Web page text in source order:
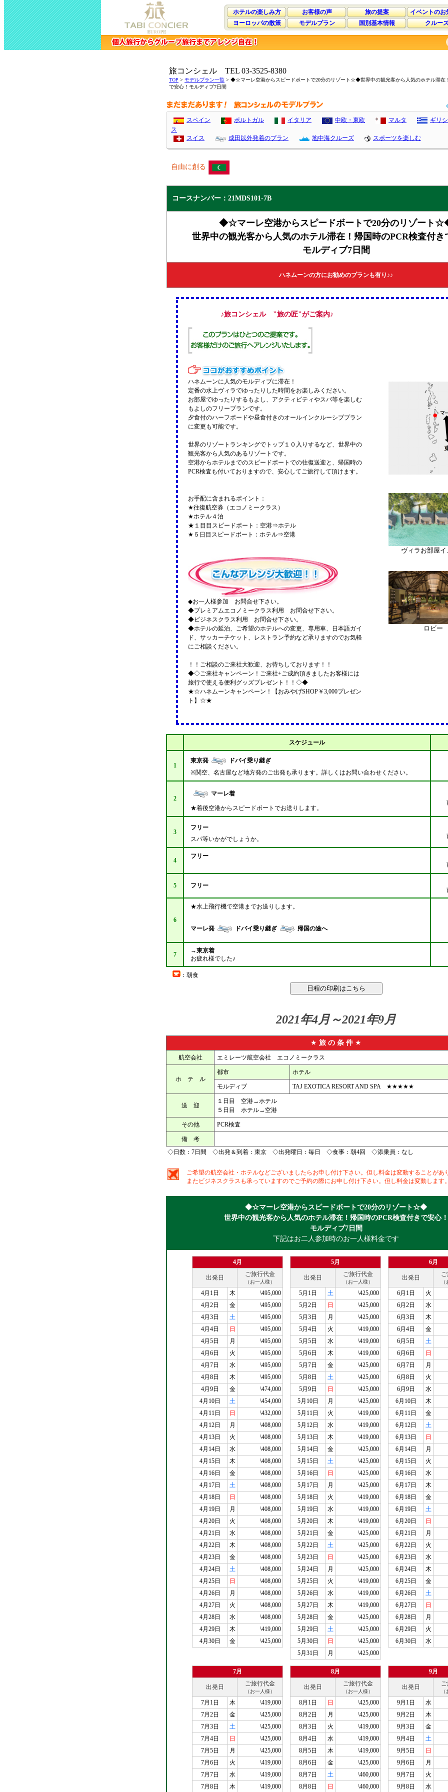
ホテルの楽しみ方 お客様の声 旅の提案
イベントのお
ヨーロッパの散策
モデルプラン 国別基本情報 クルー
旅コンシェル TEL 03-3525-8380
TOP > モデルプラン一覧 > ◆☆マーレ空港からスピードボートで20分のリゾート☆◆世界中の観光客から人気のホテル滞在
で安心！モルディブ7日間
スペイン ポルトガル イタリア 中欧・東欧 マルタ
ギリ
ス
スイス
成田以外発着のプラン 地中海クルーズ スポーツを楽しむ
自由に創る
コースナンバー：21MDS101-7B
◆☆マーレ空港からスピードボートで20分のリゾート
世界中の観光客から人気のホテル滞在！帰国時のPCR検査付き
モルディブ7日間
ハネムーンの方にお勧めのプランも有り♪♪
♪旅コンシェル "旅の匠"がご案内♪
ヴィラお部屋イ
ロビー
ハネムーンに人気のモルディブに滞在！
定番の水上ヴィラでゆったりした時間をお楽しみください。
お部屋でゆったりするもよし、アクティビティやスパ等を楽しむ
もよしのフリープランです。
夕食付のハーフボードや昼食付きのオールインクルーシブプラン
に変更も可能です。
世界のリゾートランキングでトップ１０入りするなど、世界中の
観光客から人気のあるリゾートです。
空港からホテルまでのスピードボートでの往復送迎と、帰国時の
PCR検査も付いておりますので、安心してご旅行して頂けます。
お手配に含まれるポイント：
★往復航空券（エコノミークラス）
★ホテル４泊
★１目目スピードボート：空港⇒ホテル
★５日目スピードボート：ホテル⇒空港
◆お一人様参加 お問合せ下さい。
◆プレミアムエコノミークラス利用 お問合せ下さい。
◆ビジネスクラス利用 お問合せ下さい。
◆ホテルの延泊、ご希望のホテルへの変更、専用車、日本語ガイ
ド、サッカーチケット、レストラン予約など承りますのでお気軽
にご相談ください。
！！ご相談のご来社大歓迎、お待ちしております！！
◆◇ご来社キャンペーン！ご来社+ご成約頂きましたお客様には
旅行で使える便利グッズプレゼント！！◇◆
★☆ハネムーンキャンペーン！【おみやげSHOP￥3,000プレゼン
ト】☆★
スケジュール
1
東京発
ドバイ乗り継ぎ
※関空、名古屋など地方発のご出発も承ります。詳しくはお問い合わせください。
2
マーレ着
★着後空港からスピードボートでお送りします。
3
フリー
スパ等いかがでしょうか。
4
フリー
5 フリー
6
★水上飛行機で空港までお送りします。
マーレ発 ドバイ乗り継ぎ 帰国の途へ
7
→東京着
お疲れ様でした♪
：朝食
2021年4月～2021年9月
★ 旅 の 条 件 ★
航空会社 エミレーツ航空会社 エコノミークラス
ホ テ ル
都市 ホテル
モルディブ TAJ EXOTICA RESORT AND SPA ★★★★★
送 迎
１日目 空港→ホテル
５日目 ホテル→空港
その他 PCR検査
備 考
◇日数：7日間 ◇出発＆到着：東京 ◇出発曜日：毎日 ◇食事：朝4回 ◇添乗員：なし
ご希望の航空会社・ホテルなどございましたらお申し付け下さい。但し料金は変動することがあ
またビジネスクラスも承っていますのでご予約の際にお申し付け下さい。但し料金は変動します
◆☆マーレ空港からスピードボートで20分のリゾート☆◆
世界中の観光客から人気のホテル滞在！帰国時のPCR検査付きで安心！
モルディブ7日間
下記はお二人参加時のお一人様料金です
4月
出発日 ご旅行代金
（お一人様）
4月1日 木
\495,000
4月2日
金
\495,000
4月3日
土
\495,000
4月4日
日
\495,000
4月5日
月
\495,000
4月6日
火
\495,000
4月7日
水
\495,000
4月8日
木
\495,000
4月9日
金
\474,000
4月10日
土
\454,000
4月11日
日
\432,000
4月12日
月
\408,000
4月13日
火
\408,000
4月14日
水
\408,000
4月15日
木
\408,000
4月16日
金
\408,000
4月17日
土
\408,000
4月18日
日
\408,000
4月19日
月
\408,000
4月20日
火
\408,000
4月21日
水
\408,000
4月22日
木
\408,000
4月23日
金
\408,000
4月24日
土
\408,000
4月25日
日
\408,000
4月26日
月
\408,000
4月27日
火
\408,000
4月28日
水
\408,000
4月29日
木
\419,000
4月30日
金 \425,000
5月
出発日 ご旅行代金
（お一人様）
5月1日 土
\425,000
5月2日
日
\425,000
5月3日
月
\425,000
5月4日
火
\419,000
5月5日
水
\419,000
5月6日
木
\419,000
5月7日
金
\425,000
5月8日
土
\425,000
5月9日
日
\425,000
5月10日
月
\425,000
5月11日
火
\419,000
5月12日
水
\419,000
5月13日
木
\419,000
5月14日
金
\425,000
5月15日
土
\425,000
5月16日
日
\425,000
5月17日
月
\425,000
5月18日
火
\419,000
5月19日
水
\419,000
5月20日
木
\419,000
5月21日
金
\425,000
5月22日
土
\425,000
5月23日
日
\425,000
5月24日
月
\425,000
5月25日
火
\419,000
5月26日
水
\419,000
5月27日
木
\419,000
5月28日
金
\425,000
5月29日
土
\425,000
5月30日
日
\425,000
5月31日
月 \425,000
6月
出発日
6月1日
火
6月2日
水
6月3日
木
6月4日
金
6月5日
土
6月6日
日
6月7日
月
6月8日
火
6月9日
水
6月10日
木
6月11日
金
6月12日
土
6月13日
日
6月14日
月
6月15日
火
6月16日
水
6月17日
木
6月18日
金
6月19日
土
6月20日
日
6月21日
月
6月22日
火
6月23日
水
6月24日
木
6月25日
金
6月26日
土
6月27日
日
6月28日
月
6月29日
火
6月30日
水
7月
出発日 ご旅行代金
（お一人様）
7月1日 木
\419,000
7月2日
金
\425,000
7月3日
土
\425,000
7月4日
日
\425,000
7月5日
月
\425,000
7月6日
火
\419,000
7月7日
水
\419,000
7月8日
木 \419,000
8月
出発日 ご旅行代金
（お一人様）
8月1日 日
\425,000
8月2日
月
\425,000
8月3日
火
\419,000
8月4日
水
\419,000
8月5日
木
\419,000
8月6日
金
\425,000
8月7日
土
\460,000
8月8日
日 \460,000
9月
出発日
9月1日
水
9月2日
木
9月3日
金
9月4日
土
9月5日
日
9月6日
月
9月7日
火
9月8日
水